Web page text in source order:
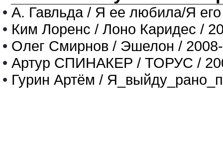
• А. Гавльда / Я ее любила/Я
• Ким Лоренс / Лоно Каридес /
• Олег Смирнов / Эшелон /
• Артур СПИНАКЕР / ТОРУС /
• Гурин Артём /